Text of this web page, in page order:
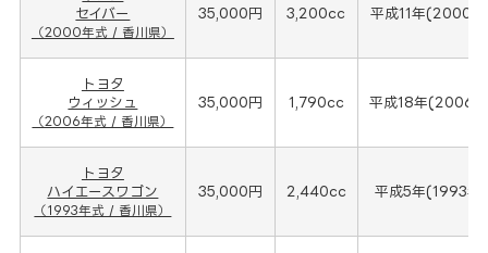
セイバー
（2000年式 / 香川県）
35,000円 3,200cc 平成11年(2000
トヨタ
ウィッシュ
（2006年式 / 香川県）
35,000円 1,790cc 平成18年(2006
トヨタ
ハイエースワゴン
（1993年式 / 香川県）
35,000円 2,440cc 平成5年(1993年)